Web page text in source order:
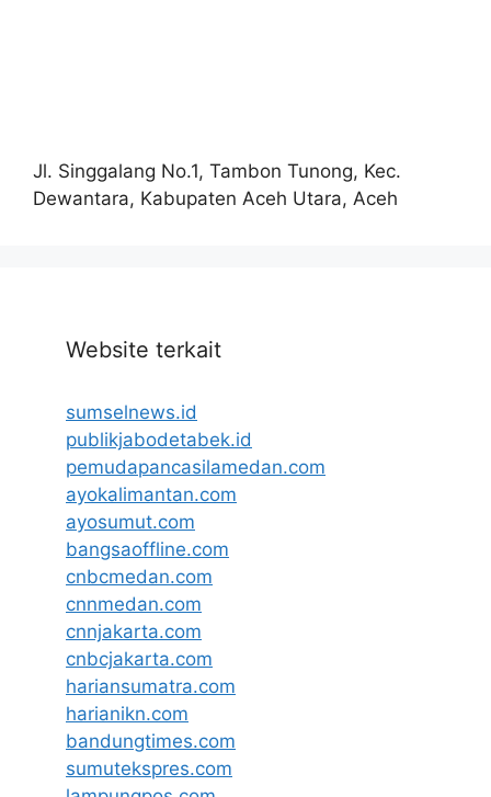
Jl. Singgalang No.1, Tambon Tunong, Kec.
Dewantara, Kabupaten Aceh Utara, Aceh
Website terkait
sumselnews.id
publikjabodetabek.id
pemudapancasilamedan.com
ayokalimantan.com
ayosumut.com
bangsaoffline.com
cnbcmedan.com
cnnmedan.com
cnnjakarta.com
cnbcjakarta.com
hariansumatra.com
harianikn.com
bandungtimes.com
sumutekspres.com